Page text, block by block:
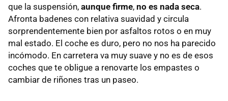
que la suspensión, aunque firme, no es nada seca.
Afronta badenes con relativa suavidad y circula
sorprendentemente bien por asfaltos rotos o en muy
mal estado. El coche es duro, pero no nos ha parecido
incómodo. En carretera va muy suave y no es de esos
coches que te obligue a renovarte los empastes o
cambiar de riñones tras un paseo.